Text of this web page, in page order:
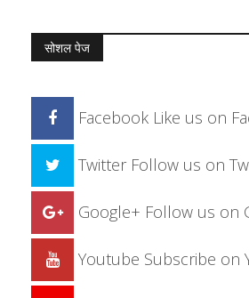
सोशल पेज
Facebook Like us on
Twitter Follow us on
Google+ Follow us on
Youtube Subscribe on